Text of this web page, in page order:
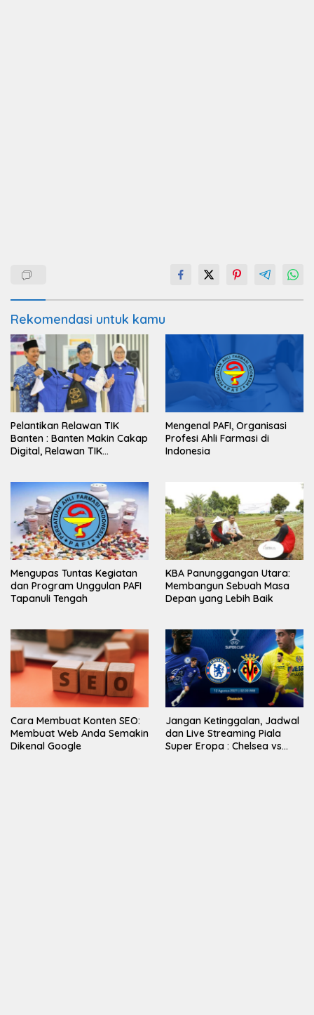
Rekomendasi untuk kamu
Pelantikan Relawan TIK
Banten : Banten Makin Cakap
Digital, Relawan TIK
Mengenal PAFI, Organisasi
Profesi Ahli Farmasi di
Indonesia
Mengupas Tuntas Kegiatan
dan Program Unggulan PAFI
Tapanuli Tengah
KBA Panunggangan Utara:
Membangun Sebuah Masa
Depan yang Lebih Baik
Cara Membuat Konten SEO:
Membuat Web Anda Semakin
Dikenal Google
Jangan Ketinggalan, Jadwal
dan Live Streaming Piala
Super Eropa : Chelsea vs